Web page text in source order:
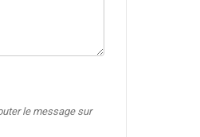
le message sur